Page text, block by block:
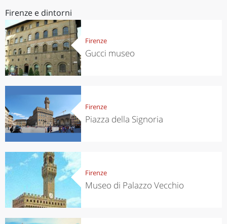
Firenze e dintorni
Firenze
Gucci museo
Firenze
Piazza della Signoria
Firenze
Museo di Palazzo Vecchio